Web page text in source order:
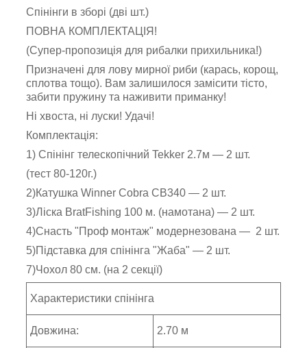
Спінінги в зборі (дві шт.)
ПОВНА КОМПЛЕКТАЦІЯ!
(Супер-пропозиція для рибалки прихильника!)
Призначені для лову мирної риби (карась, корощ,
сплотва тощо). Вам залишилося замісити тісто,
забити пружину та наживити приманку!
Ні хвоста, ні луски! Удачі!
Комплектація:
1) Спінінг телескопічний Tekker 2.7м — 2 шт.
(тест 80-120г.)
2)Катушка Winner Cobra CB340 — 2 шт.
3)Ліска BratFishing 100 м. (намотана) — 2 шт.
4)Снасть "Проф монтаж" модернезована — 2 шт.
5)Підставка для спінінга "Жаба" — 2 шт.
7)Чохол 80 см. (на 2 секції)
Характеристики спінінга
Довжина: 2.70 м